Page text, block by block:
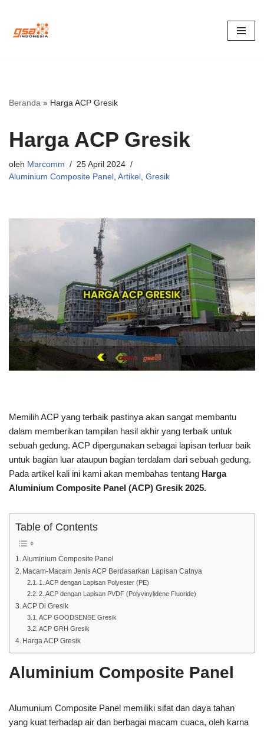
Lompat
Beranda » Harga ACP Gresik
Harga ACP Gresik
oleh Marcomm
25 April 2024
Aluminium Composite Panel , Artikel , Gresik
Memilih ACP yang terbaik pastinya akan sangat membantu
dalam memberikan tampilan hasil akhir yang terbaik untuk
sebuah gedung. ACP dipergunakan sebagai lapisan terluar baik
untuk bagian luar ataupun bagian terdalam dari sebuah gedung.
Pada artikel kali ini kami akan membahas tentang Harga
Aluminium Composite Panel (ACP) Gresik 2025.
Table of Contents
Aluminium Composite Panel
Macam-Macam Jenis ACP Berdasarkan Lapisan Catnya
1. ACP dengan Lapisan Polyester (PE)
2. ACP dengan Lapisan PVDF (Polyvinylidene Fluoride)
ACP Di Gresik
ACP GOODSENSE Gresik
ACP GRH Gresik
Harga ACP Gresik
Aluminium Composite Panel
Alumunium Composite Panel memiliki sifat dan daya tahan
yang kuat terhadap air dan berbagai macam cuaca, oleh karna